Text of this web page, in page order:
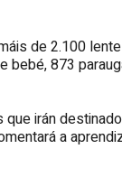
de 2.100
bebé, 873
irán
a